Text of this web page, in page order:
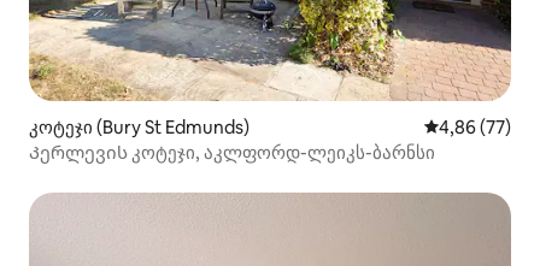
კოტეჯი (Bury St Edmunds) საშუალო
4,86 (77)
Კერლევის კოტეჯი, აკლფორდ-ლეიკს-ბარნსი